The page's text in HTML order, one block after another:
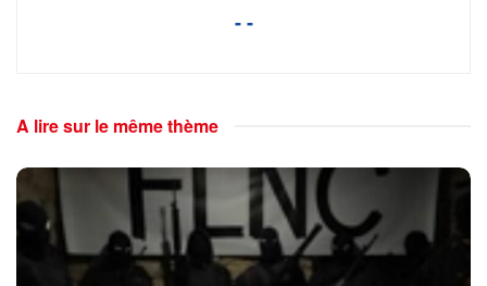
- -
A lire sur le même thème